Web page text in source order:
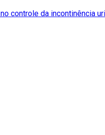
controle da incontinência